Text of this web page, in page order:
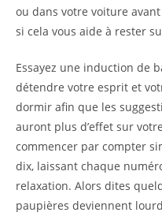
ou dans votre voiture
si cela vous aide à rester
Essayez une induction de
détendre votre esprit et
dormir afin que les
auront plus d’effet sur
commencer par compter
dix, laissant chaque
relaxation. Alors dites
paupières deviennent